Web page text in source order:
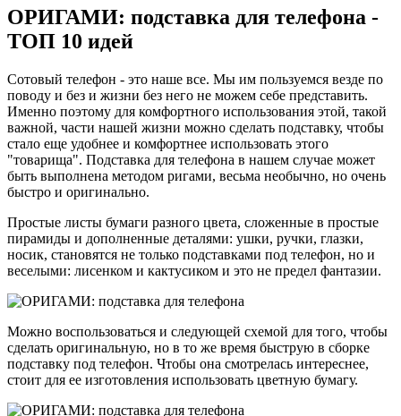
ОРИГАМИ: подставка для телефона -
ТОП 10 идей
Сотовый телефон - это наше все. Мы им пользуемся везде по
поводу и без и жизни без него не можем себе представить.
Именно поэтому для комфортного использования этой, такой
важной, части нашей жизни можно сделать подставку, чтобы
стало еще удобнее и комфортнее использовать этого
"товарища". Подставка для телефона в нашем случае может
быть выполнена методом ригами, весьма необычно, но очень
быстро и оригинально.
Простые листы бумаги разного цвета, сложенные в простые
пирамиды и дополненные деталями: ушки, ручки, глазки,
носик, становятся не только подставками под телефон, но и
веселыми: лисенком и кактусиком и это не предел фантазии.
Можно воспользоваться и следующей схемой для того, чтобы
сделать оригинальную, но в то же время быструю в сборке
подставку под телефон. Чтобы она смотрелась интереснее,
стоит для ее изготовления использовать цветную бумагу.